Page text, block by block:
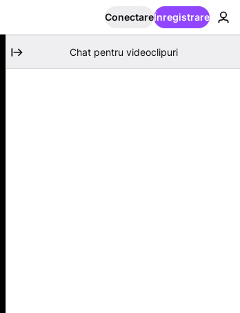
ConectareÎnregistrare
Chat pentru videoclipuri